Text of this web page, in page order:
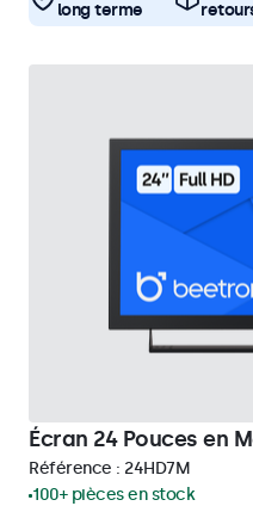
long terme
Écran 24 Pouces en
Référence : 24HD7M
100+ pièces en stock